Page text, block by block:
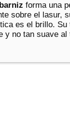
forma una
sobre el lasur,
es el brillo. Su
y no tan suave al